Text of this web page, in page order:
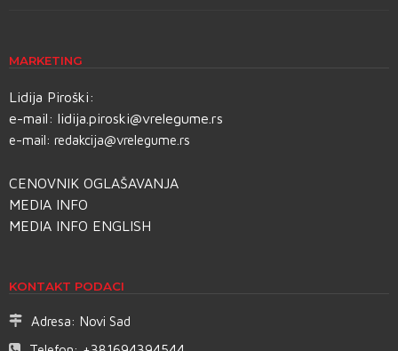
MARKETING
Lidija Piroški:
e-mail: lidija.piroski@vrelegume.rs
e-mail: redakcija@vrelegume.rs
CENOVNIK OGLAŠAVANJA
MEDIA INFO
MEDIA INFO ENGLISH
KONTAKT PODACI
Adresa: Novi Sad